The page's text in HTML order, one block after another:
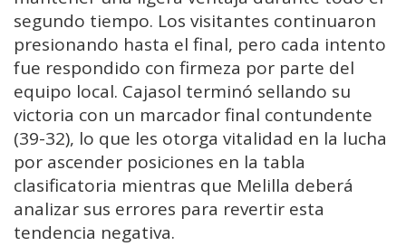
segundo tiempo. Los visitantes continuaron
presionando hasta el final, pero cada intento
fue respondido con firmeza por parte del
equipo local. Cajasol terminó sellando su
victoria con un marcador final contundente
(39-32), lo que les otorga vitalidad en la lucha
por ascender posiciones en la tabla
clasificatoria mientras que Melilla deberá
analizar sus errores para revertir esta
tendencia negativa.